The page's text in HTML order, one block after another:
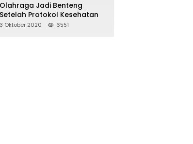
Olahraga Jadi Benteng
Setelah Protokol Kesehatan
3 Oktober 2020 6551